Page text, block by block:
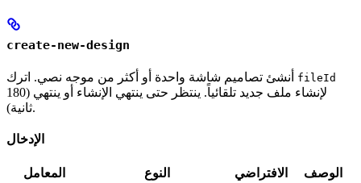
create-new-design
fileId
لإنشاء ملف جديد تلقائياً. ينتظر حتى ينتهي الإنشاء أو ينتهي (180
ثانية).
الإدخال
المعامل النوع الافتراضي الوصف